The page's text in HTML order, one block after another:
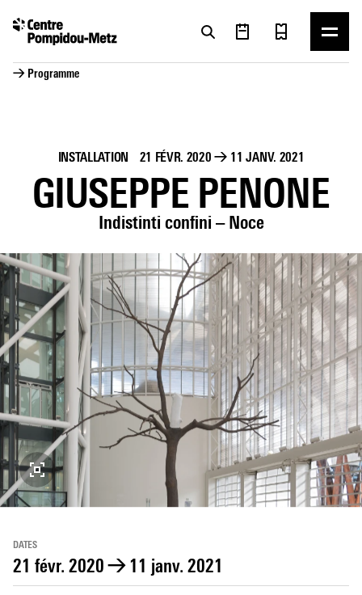
→ Programme
INSTALLATION 21 FÉVR. 2020 → 11 JANV. 2021
GIUSEPPE PENONE
Indistinti confini – Noce
DATES
21 févr. 2020 → 11 janv. 2021